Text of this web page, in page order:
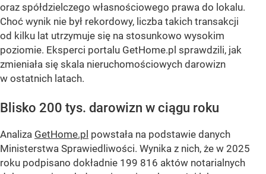
oraz spółdzielczego własnościowego prawa do lokalu.
Choć wynik nie był rekordowy, liczba takich transakcji
od kilku lat utrzymuje się na stosunkowo wysokim
poziomie. Eksperci portalu GetHome.pl sprawdzili, jak
zmieniała się skala nieruchomościowych darowizn
w ostatnich latach.
Blisko 200 tys. darowizn w ciągu roku
Analiza GetHome.pl powstała na podstawie danych
Ministerstwa Sprawiedliwości. Wynika z nich, że w 2025
roku podpisano dokładnie 199 816 aktów notarialnych